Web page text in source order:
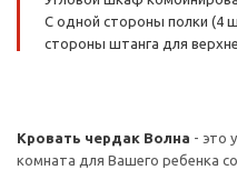
С одной стороны полки (4
стороны штанга для
Кровать чердак Волна - это
комната для Вашего ребенка